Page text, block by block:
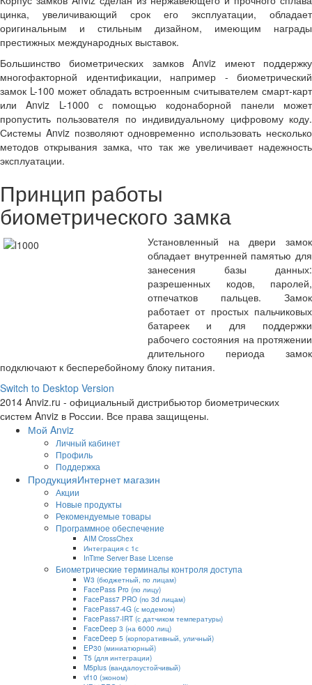
цинка, увеличивающий срок его эксплуатации, обладает
оригинальным и стильным дизайном, имеющим награды
престижных международных выставок.
Большинство биометрических замков Anviz имеют поддержку
многофакторной идентификации, например - биометрический
замок L-100 может обладать встроенным считывателем смарт-карт
или Anviz L-1000 с помощью кодонаборной панели может
пропустить пользователя по индивидуальному цифровому коду.
Системы Anviz позволяют одновременно использовать несколько
методов открывания замка, что так же увеличивает надежность
эксплуатации.
Принцип работы
биометрического замка
Установленный на двери замок
обладает внутренней памятью для
занесения базы данных:
разрешенных кодов, паролей,
отпечатков пальцев. Замок
работает от простых пальчиковых
батареек и для поддержки
рабочего состояния на протяжении
длительного периода замок
подключают к бесперебойному блоку питания.
Switch to Desktop Version
2014 Anviz.ru - официальный дистрибьютор биометрических
систем Anviz в России. Все права защищены.
Мой Anviz
Личный кабинет
Профиль
Поддержка
ПродукцияИнтернет магазин
Акции
Новые продукты
Рекомендуемые товары
Программное обеспечение
AIM CrossChex
Интеграция с 1с
InTime Server Base License
Биометрические терминалы контроля доступа
W3 (бюджетный, по лицам)
FacePass Pro (по лицу)
FacePass7 PRO (по 3d лицам)
FacePass7-4G (с модемом)
FacePass7-IRT (с датчиком температуры)
FaceDeep 3 (на 6000 лиц)
FaceDeep 5 (корпоративный, уличный)
EP30 (миниатюрный)
T5 (для интеграции)
M5plus (вандалоустойчивый)
vf10 (эконом)